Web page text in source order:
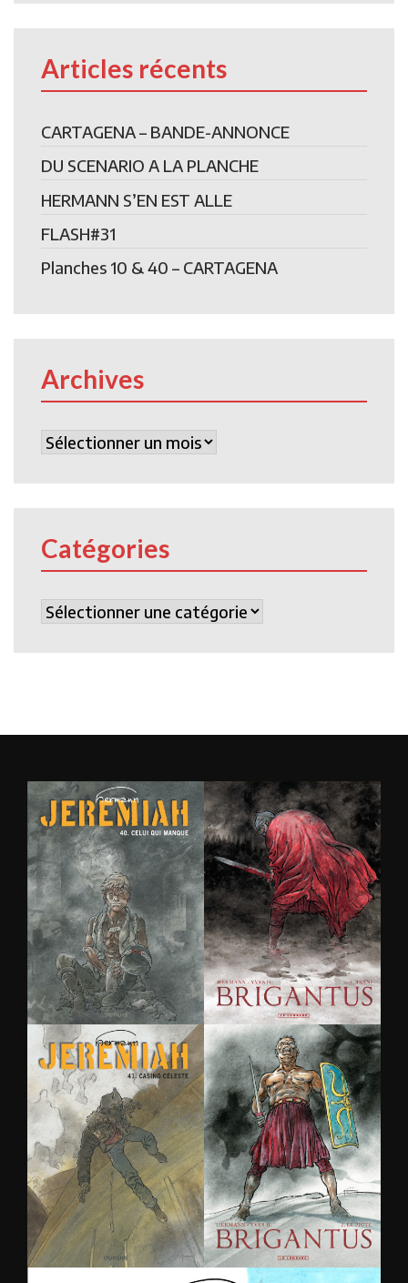
Articles récents
CARTAGENA – BANDE-ANNONCE
DU SCENARIO A LA PLANCHE
HERMANN S’EN EST ALLE
FLASH#31
Planches 10 & 40 – CARTAGENA
Archives
Archives
Catégories
Catégories